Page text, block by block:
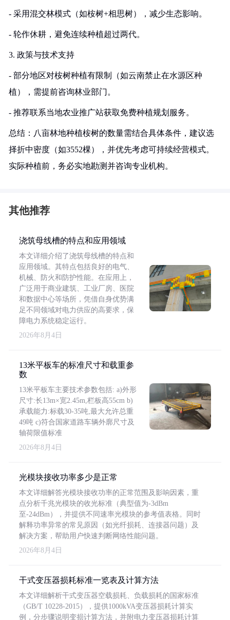
- 采用混交林模式（如桉树+相思树），减少生态影响。
- 轮作休耕，避免连续种植超过两代。
3. 政策与技术支持
- 部分地区对桉树种植有限制（如云南禁止在水源区种
植），需提前咨询林业部门。
- 推荐联系当地农业推广站获取免费种植规划服务。
总结：八亩林地种植桉树的数量需结合具体条件，建议选
择折中密度（如3552棵），并优先考虑可持续经营模式。
实际种植前，务必实地勘测并咨询专业机构。
其他推荐
浇筑母线槽的特点和应用领域
本文详细介绍了浇筑母线槽的特点和
应用领域。其特点包括良好的电气、
机械、防火和防护性能。在应用上，
广泛用于商业建筑、工业厂房、医院
和数据中心等场所，凭借自身优势满
足不同领域对电力供应的高要求，保
障电力系统稳定运行。
2026年8月4日
13米平板车的标准尺寸和载重参
数
13米平板车主要技术参数包括: a)外形
尺寸:长13m×宽2.45m,栏板高55cm b)
承载能力:标载30-35吨,最大允许总重
49吨 c)符合国家道路车辆外廓尺寸及
轴荷限值标准
2026年8月4日
光模块接收功率多少是正常
本文详细解答光模块接收功率的正常范围及影响因素，重
点分析千兆光模块的收光标准（典型值为-3dBm
至-24dBm），并提供不同速率光模块的参考值表格。同时
解释功率异常的常见原因（如光纤损耗、连接器问题）及
解决方案，帮助用户快速判断网络性能问题。
2026年8月4日
干式变压器损耗标准一览表及计算方法
本文详细解析干式变压器空载损耗、负载损耗的国家标准
（GB/T 10228-2015），提供1000kVA变压器损耗计算实
例，分步骤说明变损计算方法，并附电力变压器损耗计算